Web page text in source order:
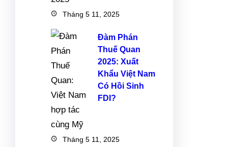
Tháng 5 11, 2025
Đàm Phán
Thuế Quan
2025: Xuất
Khẩu Việt Nam
Có Hồi Sinh
FDI?
Tháng 5 11, 2025